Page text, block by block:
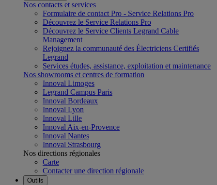
Nos contacts et services
Formulaire de contact Pro - Service Relations Pro
Découvrez le Service Relations Pro
Découvrez le Service Clients Legrand Cable
Management
Rejoignez la communauté des Électriciens Certifiés
Legrand
Services études, assistance, exploitation et maintenance
Nos showrooms et centres de formation
Innoval Limoges
Legrand Campus Paris
Innoval Bordeaux
Innoval Lyon
Innoval Lille
Innoval Aix-en-Provence
Innoval Nantes
Innoval Strasbourg
Nos directions régionales
Carte
Contacter une direction régionale
Outils